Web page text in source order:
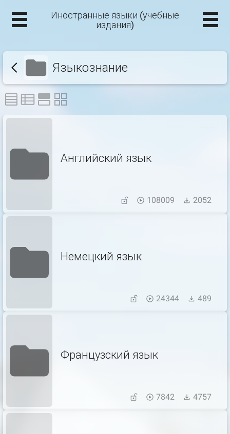
Иностранные языки (учебные
издания)
Языкознание
Английский язык
108009 2052
Немецкий язык
24344 489
Французский язык
7842 4757